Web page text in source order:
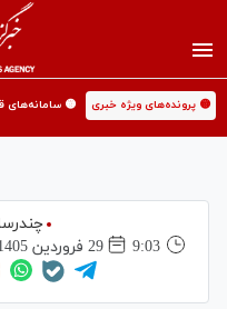
🟡 پرونده‌های ویژه خبری 🟡 سامانه‌های
9:03
29 فروردين 1405